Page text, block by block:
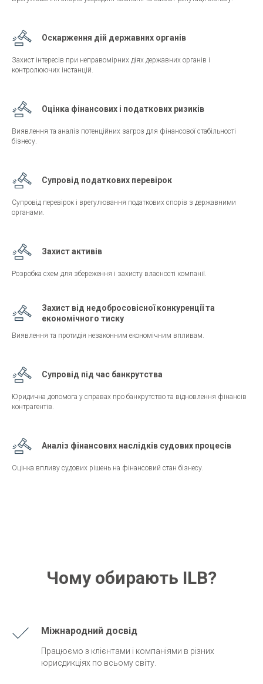
Оскарження дій державних органів
Захист інтересів при неправомірних діях державних органів і
контролюючих інстанцій.
Оцінка фінансових і податкових ризиків
Виявлення та аналіз потенційних загроз для фінансової стабільності
бізнесу.
Супровід податкових перевірок
Супровід перевірок і врегулювання податкових спорів з державними
органами.
Захист активів
Розробка схем для збереження і захисту власності компанії.
Захист від недобросовісної конкуренції та
економічного тиску
Виявлення та протидія незаконним економічним впливам.
Супровід під час банкрутства
Юридична допомога у справах про банкрутство та відновлення фінансів
контрагентів.
Аналіз фінансових наслідків судових процесів
Оцінка впливу судових рішень на фінансовий стан бізнесу.
Чому обирають ILB?
Міжнародний досвід
Працюємо з клієнтами і компаніями в різних
юрисдикціях по всьому світу.